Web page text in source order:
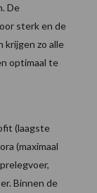
De
sterk en de
krijgen zo alle
optimaal te
(laagste
(maximaal
Binnen de